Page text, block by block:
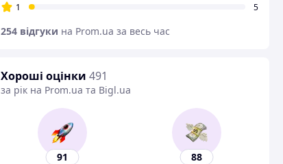
1
5
254 відгуки на Prom.ua за весь час
Хороші оцінки 491
за рік на Prom.ua та Bigl.ua
91
88